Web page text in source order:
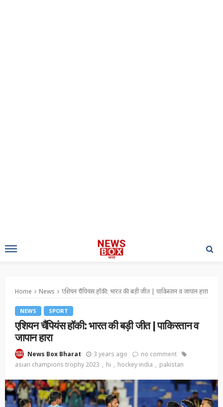
Home News एशियन चैंपियंस हॉकी: भारत की बड़ी जीत | पाकिस्तान व जापान हारा
NEWS SPORT
एशियन चैंपियंस हॉकी: भारत की बड़ी जीत | पाकिस्तान व
जापान हारा
News Box Bharat 3 years ago
no comment
asian champions trophy 2023
hi hockey india pakistan